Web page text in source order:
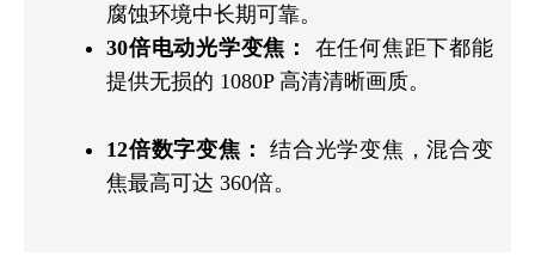
腐蚀环境中长期可靠。
30倍电动光学变焦：
在任何焦距下都能
提供无损的 1080P 高清清晰画质。
12倍数字变焦：
结合光学变焦，混合变
焦最高可达 360倍。